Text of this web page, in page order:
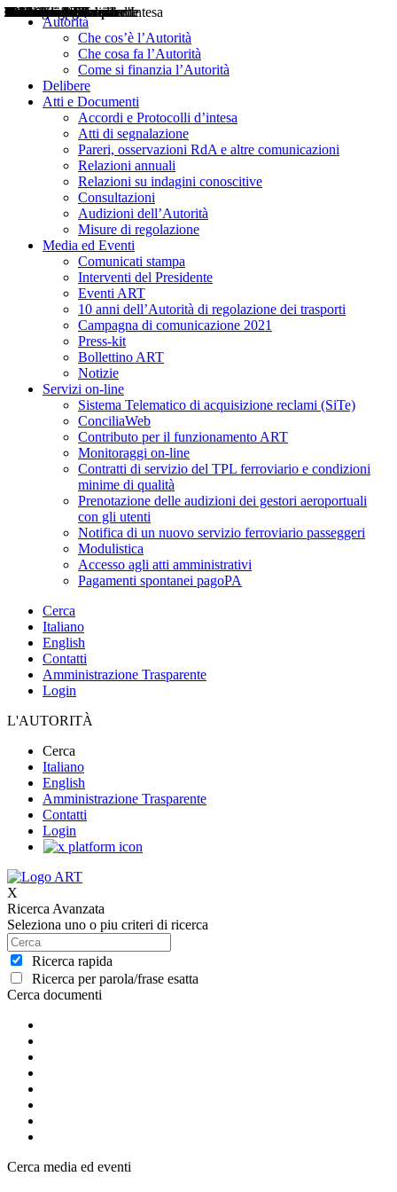
Autorità
Che cos’è l’Autorità
Che cosa fa l’Autorità
Come si finanzia l’Autorità
Delibere
Atti e Documenti
Accordi e Protocolli d’intesa
Atti di segnalazione
Pareri, osservazioni RdA e altre comunicazioni
Relazioni annuali
Relazioni su indagini conoscitive
Consultazioni
Audizioni dell’Autorità
Misure di regolazione
Media ed Eventi
Comunicati stampa
Interventi del Presidente
Eventi ART
10 anni dell’Autorità di regolazione dei trasporti
Campagna di comunicazione 2021
Press-kit
Bollettino ART
Notizie
Servizi on-line
Sistema Telematico di acquisizione reclami (SiTe)
ConciliaWeb
Contributo per il funzionamento ART
Monitoraggi on-line
Contratti di servizio del TPL ferroviario e condizioni
minime di qualità
Prenotazione delle audizioni dei gestori aeroportuali
con gli utenti
Notifica di un nuovo servizio ferroviario passeggeri
Modulistica
Accesso agli atti amministrativi
Pagamenti spontanei pagoPA
Cerca
Italiano
English
Contatti
Amministrazione Trasparente
Login
L'AUTORITÀ
Cerca
Italiano
English
Amministrazione Trasparente
Contatti
Login
X
Ricerca Avanzata
Seleziona uno o piu criteri di ricerca
Ricerca rapida
Ricerca per parola/frase esatta
Cerca documenti
Delibere
Pareri
Consultazioni
Audizioni
Atti di Segnalazione
Accordi e Protocolli d'Intesa
Relazioni annuali
Misure di regolazione
Cerca media ed eventi
Notizie
Comunicati Stampa
Bollettini ART
Convegni ART
Interviste del Presidente
Articoli in primo piano
Interventi del Presidente
2004
2005
2010
2013
2014
2015
2016
2017
2018
2019
202
2020
2021
2022
2023
2024
2025
2026
Aereo
Marittimo
Terrestre